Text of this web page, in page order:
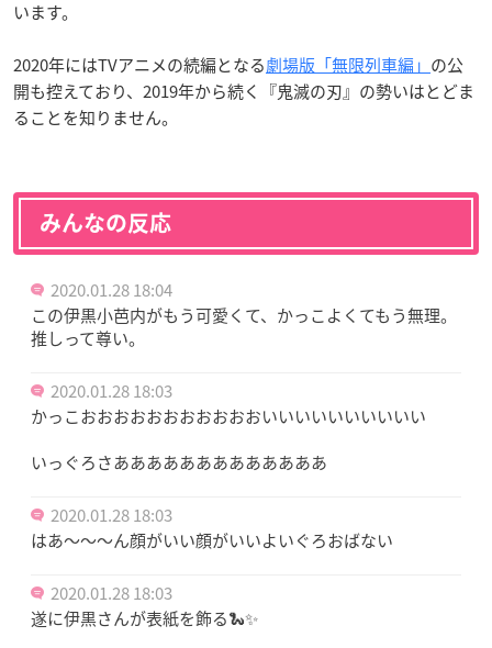
います。
2020年にはTVアニメの続編となる劇場版「無限列車編」 の公
開も控えており、2019年から続く『鬼滅の刃』の勢いはとどま
ることを知りません。
みんなの反応
2020.01.28 18:04
この伊黒小芭内がもう可愛くて、かっこよくてもう無理。
推しって尊い。
2020.01.28 18:03
かっこおおおおおおおおおおおいいいいいいいいいい
いっぐろさあああああああああああああ
2020.01.28 18:03
はあ〜〜〜ん顔がいい顔がいいよいぐろおばない
2020.01.28 18:03
遂に伊黒さんが表紙を飾る🐍✨